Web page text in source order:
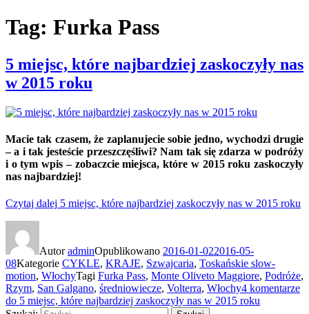
Tag: Furka Pass
5 miejsc, które najbardziej zaskoczyły nas
w 2015 roku
Macie tak czasem, że zaplanujecie sobie jedno, wychodzi drugie
– a i tak jesteście przeszczęśliwi? Nam tak się zdarza w podróży
i o tym wpis – zobaczcie miejsca, które w 2015 roku zaskoczyły
nas najbardziej!
Czytaj dalej 5 miejsc, które najbardziej zaskoczyły nas w 2015 roku
AutoradminOpublikowano 2016-01-022016-05-
08Kategorie CYKLE, KRAJE, Szwajcaria, Toskańskie slow-
motion, WłochyTagi Furka Pass, Monte Oliveto Maggiore, Podróże,
Rzym, San Galgano, średniowiecze, Volterra, Włochy4 komentarze
do 5 miejsc, które najbardziej zaskoczyły nas w 2015 roku